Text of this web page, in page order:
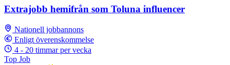
Extrajobb hemifrån som Toluna influencer
Nationell jobbannons
Enligt överenskommelse
4 - 20 timmar per vecka
Top Job